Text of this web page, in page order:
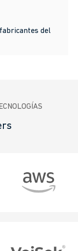
del